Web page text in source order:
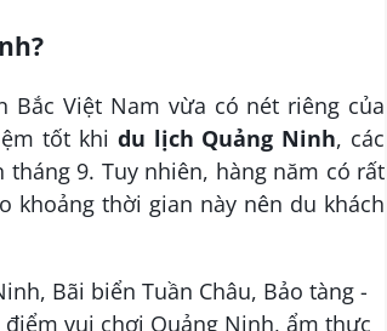
Việt Nam vừa có nét riêng của
tốt khi du lịch Quảng Ninh, các
9. Tuy nhiên, hàng năm có rất
khoảng thời gian này nên du khách